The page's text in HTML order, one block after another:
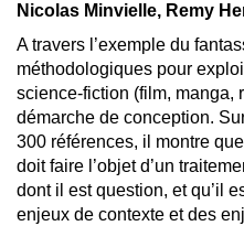
Nicolas Minvielle, Remy
A travers l’exemple du
méthodologiques pour
science-fiction (film,
démarche de conception.
300 références, il montre
doit faire l’objet d’un
dont il est question, et qu’il
enjeux de contexte et des